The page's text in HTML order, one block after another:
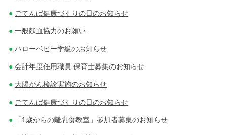
ごてんば健康づくりの日のお知らせ
一般献血協力のお願い
ハローベビー学級のお知らせ
会計年度任用職員 保育士募集のお知らせ
大腸がん検診実施のお知らせ
ごてんば健康づくりの日のお知らせ
「1歳からの離乳食教室」参加者募集のお知らせ